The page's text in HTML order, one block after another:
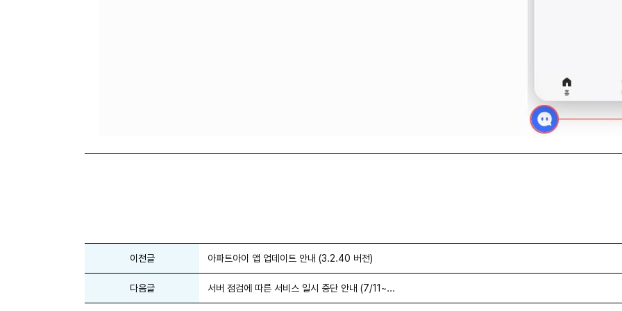
이전글 아파트아이 앱 업데이트 안내 (3.2.40 버전)
다음글 서버 점검에 따른 서비스 일시 중단 안내 (7/11~...